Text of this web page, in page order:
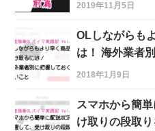
2019年11月5日
OLしながらも
は！ 海外業者
2018年1月9日
スマホから簡
け取りの段取り